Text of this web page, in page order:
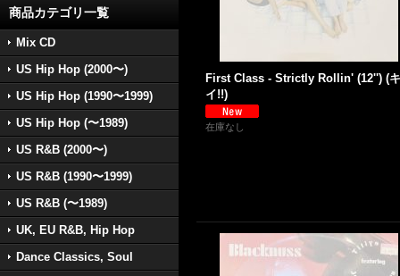
商品カテゴリ一覧
Mix CD
US Hip Hop (2000〜)
US Hip Hop (1990〜1999)
US Hip Hop (〜1989)
US R&B (2000〜)
US R&B (1990〜1999)
US R&B (〜1989)
UK, EU R&B, Hip Hop
Dance Classics, Soul
First Class - Strictly Rollin' (12'') (
イ!!)
在庫なし